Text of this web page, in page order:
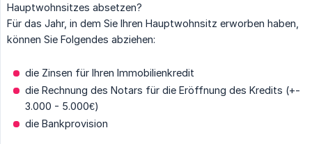
Hauptwohnsitzes absetzen?
Für das Jahr, in dem Sie Ihren Hauptwohnsitz erworben haben,
können Sie Folgendes abziehen:
die Zinsen für Ihren Immobilienkredit
die Rechnung des Notars für die Eröffnung des Kredits (+-
3.000 - 5.000€)
die Bankprovision